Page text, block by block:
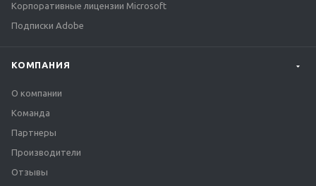
Корпоративные лицензии Microsoft
Подписки Adobe
КОМПАНИЯ
О компании
Команда
Партнеры
Производители
Отзывы